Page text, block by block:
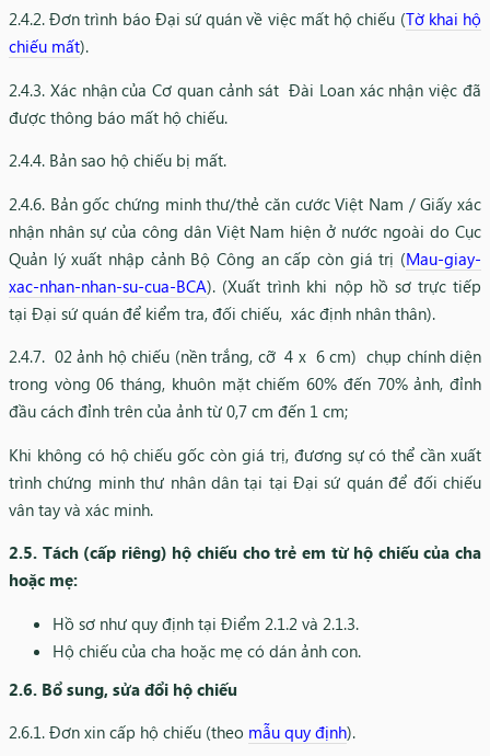
2.4.2. Đơn trình báo Đại sứ quán về việc mất hộ chiếu (Tờ khai hộ
chiếu mất).​
2.4.3. Xác nhận của Cơ quan cảnh sát Đài Loan xác nhận việc đã
được thông báo mất hộ chiếu.​
2.4.4. Bản sao hộ chiếu bị mất.
2.4.6. Bản gốc chứng minh thư/thẻ căn cước Việt Nam / Giấy xác
nhận nhân sự của công dân Việt Nam hiện ở nước ngoài do Cục
Quản lý xuất nhập cảnh Bộ Công an cấp còn giá trị (Mau-giay-
xac-nhan-nhan-su-cua-BCA). (Xuất trình khi nộp hồ sơ trực tiếp
tại Đại sứ quán để kiểm tra, đối chiếu, xác định nhân thân).
2.4.7. 02 ảnh hộ chiếu (nền trắng, cỡ 4 x 6 cm) chụp chính diện
trong vòng 06 tháng, khuôn mặt chiếm 60% đến 70% ảnh, đỉnh
đầu cách đỉnh trên của ảnh từ 0,7 cm đến 1 cm;
Khi không có hộ chiếu gốc còn giá trị, đương sự có thể cần xuất
trình chứng minh thư nhân dân tại tại Đại sứ quán để đối chiếu
vân tay và xác minh.
2.5. Tách (cấp riêng) hộ chiếu cho trẻ em từ hộ chiếu của cha
hoặc mẹ:
Hồ sơ như quy định tại Điểm 2.1.2 và 2.1.3.
Hộ chiếu của cha hoặc mẹ có dán ảnh con.
2.6. Bổ sung, sửa đổi hộ chiếu
2.6.1. Đơn xin cấp hộ chiếu (theo mẫu quy định).